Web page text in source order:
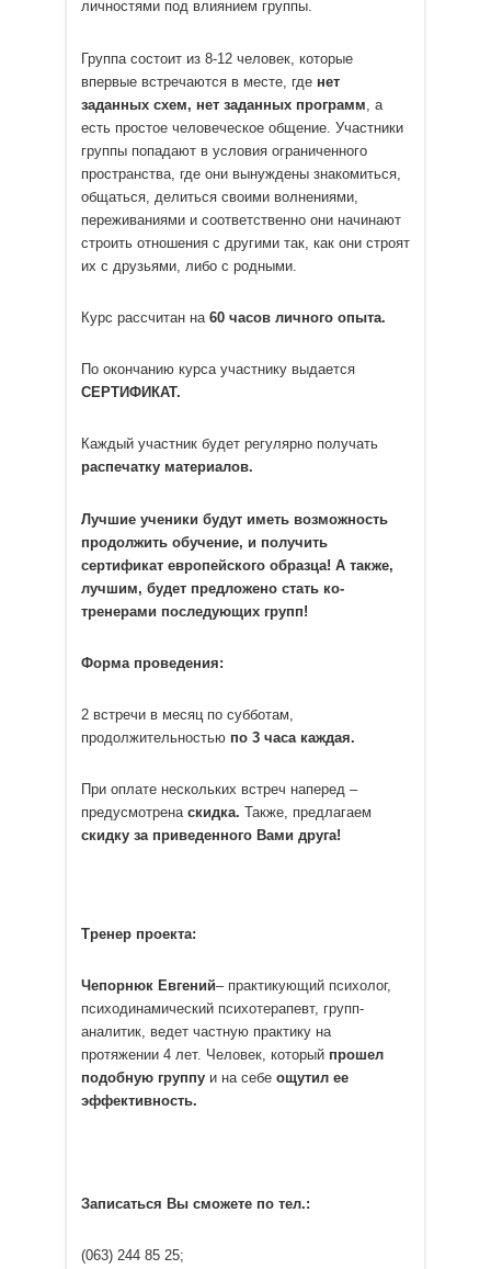
личностями под влиянием группы.
Группа состоит из 8-12 человек, которые
впервые встречаются в месте, где нет
заданных схем, нет заданных программ , а
есть простое человеческое общение. Участники
группы попадают в условия ограниченного
пространства, где они вынуждены знакомиться,
общаться, делиться своими волнениями,
переживаниями и соответственно они начинают
строить отношения с другими так, как они строят
их с друзьями, либо с родными.
Курс рассчитан на 60 часов личного опыта.
По окончанию курса участнику выдается
СЕРТИФИКАТ.
Каждый участник будет регулярно получать
распечатку материалов.
Лучшие ученики будут иметь возможность
продолжить обучение, и получить
сертификат европейского образца! А также,
лучшим, будет предложено стать ко-
тренерами последующих групп!
Форма проведения:
2 встречи в месяц по субботам,
продолжительностью по 3 часа каждая.
При оплате нескольких встреч наперед –
предусмотрена скидка. Также, предлагаем
скидку за приведенного Вами друга!
Тренер проекта:
Чепорнюк Евгений– практикующий психолог,
психодинамический психотерапевт, групп-
аналитик, ведет частную практику на
протяжении 4 лет. Человек, который прошел
подобную группуи на себе ощутил ее
эффективность.
Записаться Вы сможете по тел.:
(063) 244 85 25;